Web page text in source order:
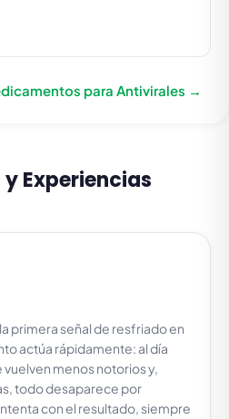
para Antivirales →
Experiencias
primera señal de resfriado en
actúa rápidamente: al día
menos notorios y,
todo desaparece por
con el resultado, siempre